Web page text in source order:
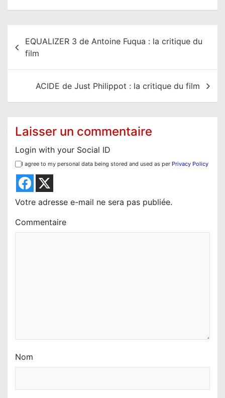
EQUALIZER 3 de Antoine Fuqua : la critique du
film
ACIDE de Just Philippot : la critique du film
Laisser un commentaire
Login with your Social ID
I agree to my personal data being stored and used as per Privacy Policy
Votre adresse e-mail ne sera pas publiée.
Commentaire
Nom